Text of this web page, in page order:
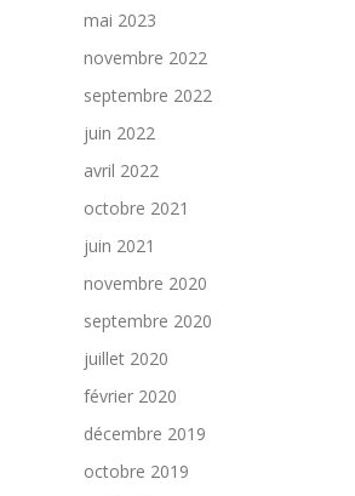
mai 2023
novembre 2022
septembre 2022
juin 2022
avril 2022
octobre 2021
juin 2021
novembre 2020
septembre 2020
juillet 2020
février 2020
décembre 2019
octobre 2019